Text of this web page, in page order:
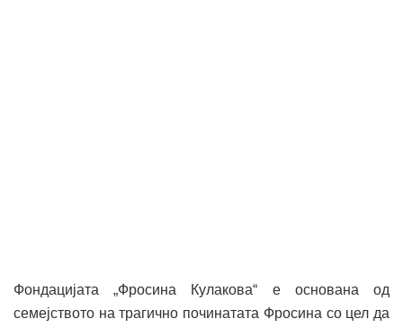
Фондацијата „Фросина Кулакова“ е основана од
семејството на трагично починатата Фросина со цел да